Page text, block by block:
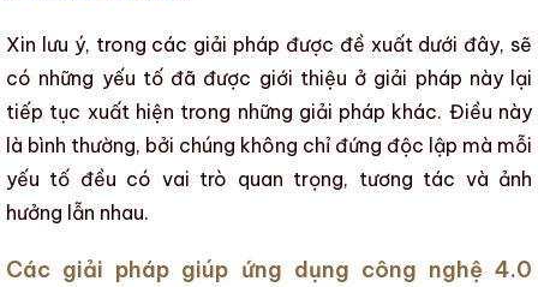
Xin lưu ý, trong các giải pháp được đề xuất dưới đây, sẽ
có những yếu tố đã được giới thiệu ở giải pháp này lại
tiếp tục xuất hiện trong những giải pháp khác. Điều này
là bình thường, bởi chúng không chỉ đứng độc lập mà mỗi
yếu tố đều có vai trò quan trọng, tương tác và ảnh
hưởng lẫn nhau.
Các giải pháp giúp ứng dụng công nghệ 4.0